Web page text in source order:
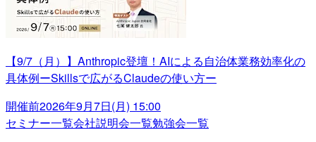
【9/7（月）】Anthropic登壇！AIによる自治体業務効率化の
具体例ーSkillsで広がるClaudeの使い方ー
開催前2026年9月7日(月) 15:00
セミナー一覧会社説明会一覧勉強会一覧